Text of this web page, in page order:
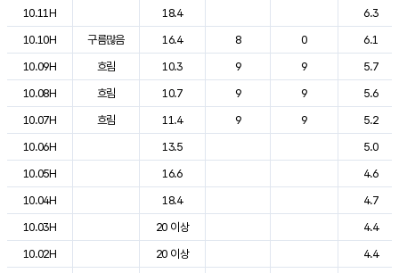
도시별 기상실황표로 지점, 날씨, 기온, 강수, 바람, 기압등을 안내한 표입
10.11H
18.4
6.3
10.10H
구름많음 16.4 8 0
6.1
10.09H
흐림 10.3 9 9
5.7
10.08H
흐림 10.7 9 9
5.6
10.07H
흐림 11.4 9 9
5.2
10.06H
13.5
5.0
10.05H
16.6
4.6
10.04H
18.4
4.7
10.03H
20 이상
4.4
10.02H
20 이상
4.4